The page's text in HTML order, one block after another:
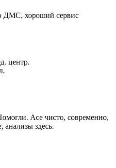
ДМС, хороший сервис
центр.
Асе чисто, современно,
анализы здесь.